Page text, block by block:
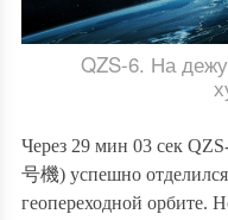
QZS-6. На
Через 29 мин 03 сек
号機)успешно
геопереходной орбите.